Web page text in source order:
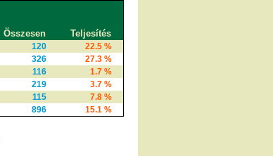
Összesen Teljesítés
120
22.5 %
326
27.3 %
116
1.7 %
219
3.7 %
115
7.8 %
896 15.1 %